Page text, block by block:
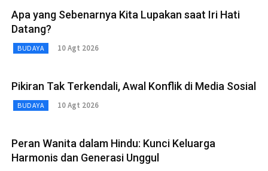
Apa yang Sebenarnya Kita Lupakan saat Iri Hati
Datang?
BUDAYA 10 Agt 2026
Pikiran Tak Terkendali, Awal Konflik di Media Sosial
BUDAYA 10 Agt 2026
Peran Wanita dalam Hindu: Kunci Keluarga
Harmonis dan Generasi Unggul